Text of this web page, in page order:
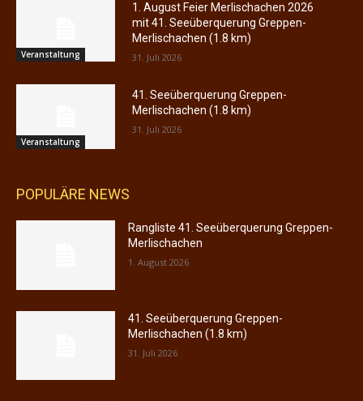
Veranstaltung
1. August Feier Merlischachen 2026
mit 41. Seeüberquerung Greppen-
Merlischachen (1.8 km)
31. Juli 2026
Veranstaltung
41. Seeüberquerung Greppen-
Merlischachen (1.8 km)
31. Juli 2026
POPULÄRE NEWS
Rangliste 41. Seeüberquerung Greppen-
Merlischachen
1. August 2026
41. Seeüberquerung Greppen-
Merlischachen (1.8 km)
31. Juli 2026